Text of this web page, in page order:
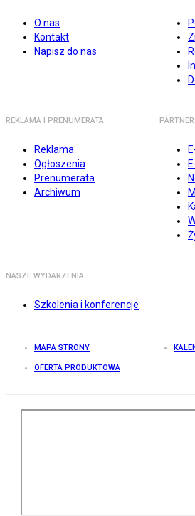
O nas
Kontakt
Napisz do nas
REKLAMA I PRENUMERATA
Reklama
Ogłoszenia
Prenumerata
Archiwum
NASZE WYDARZENIA
Szkolenia i konferencje
MAPA STRONY
OFERTA PRODUKTOWA